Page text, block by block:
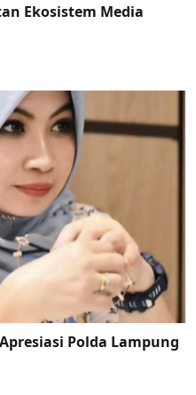
Ekosistem Media
Polda Lampung